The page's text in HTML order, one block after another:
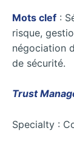
Mots clef :
risque,
négociation
de sécurité.
Trust
Specialty :